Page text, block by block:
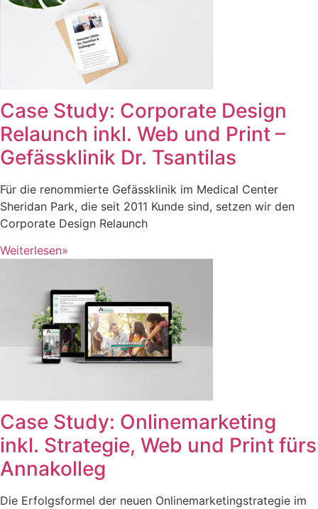
Case Study: Corporate Design
Relaunch inkl. Web und Print –
Gefässklinik Dr. Tsantilas
Für die renommierte Gefässklinik im Medical Center
Sheridan Park, die seit 2011 Kunde sind, setzen wir den
Corporate Design Relaunch
Weiterlesen»
Case Study: Onlinemarketing
inkl. Strategie, Web und Print fürs
Annakolleg
Die Erfolgsformel der neuen Onlinemarketingstrategie im